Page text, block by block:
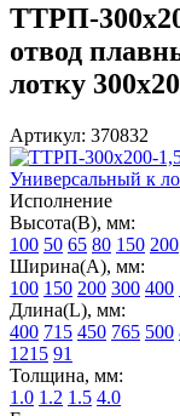
ТТРП-
отвод
лотку
Артикул: 370832
Исполнение
Высота(В), мм:
100 50 65 80 150 200
Ширина(А), мм:
100 150 200 300 400
Длина(L), мм:
400 715 450 765 500
1215 91
Толщина, мм:
1.0 1.2 1.5 4.0